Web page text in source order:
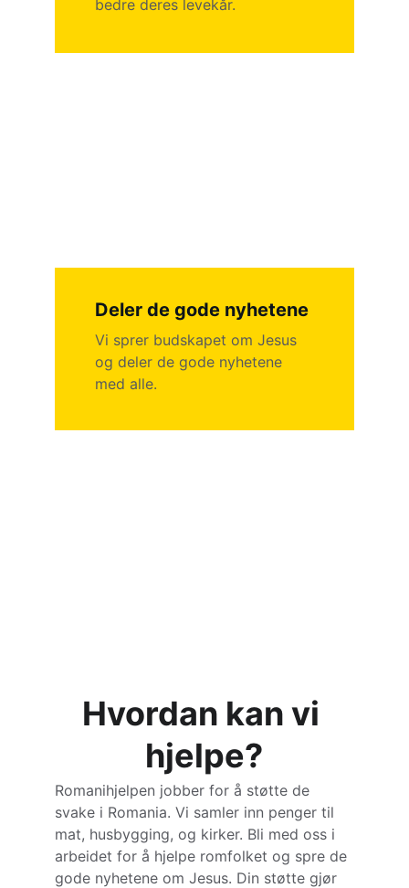
bedre deres levekår.
Deler de gode nyhetene
Vi sprer budskapet om Jesus
og deler de gode nyhetene
med alle.
Hvordan kan vi
hjelpe?
Romanihjelpen jobber for å støtte de
svake i Romania. Vi samler inn penger til
mat, husbygging, og kirker. Bli med oss i
arbeidet for å hjelpe romfolket og spre de
gode nyhetene om Jesus. Din støtte gjør